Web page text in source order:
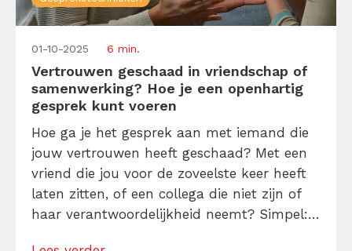
01-10-2025 6 min.
Vertrouwen geschaad in vriendschap of
samenwerking? Hoe je een openhartig
gesprek kunt voeren
Hoe ga je het gesprek aan met iemand die
jouw vertrouwen heeft geschaad? Met een
vriend die jou voor de zoveelste keer heeft
laten zitten, of een collega die niet zijn of
haar verantwoordelijkheid neemt? Simpel: